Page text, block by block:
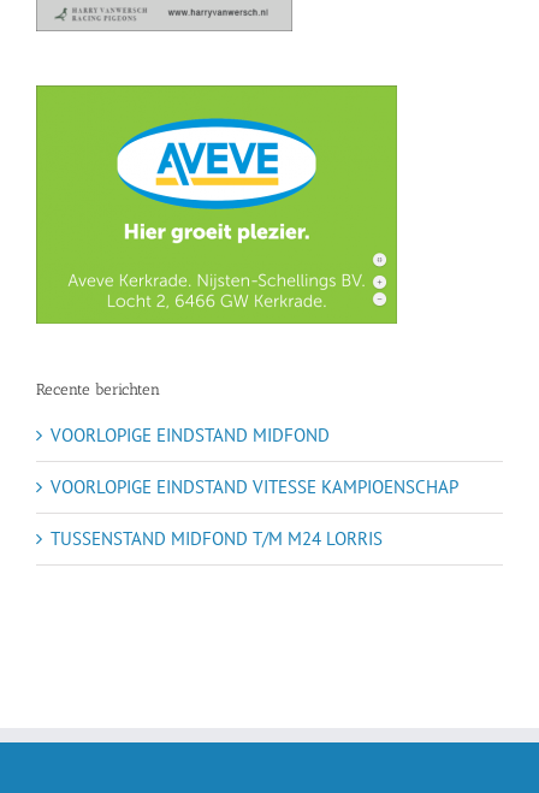
Recente berichten
VOORLOPIGE EINDSTAND MIDFOND
VOORLOPIGE EINDSTAND VITESSE KAMPIOENSCHAP
TUSSENSTAND MIDFOND T/M M24 LORRIS